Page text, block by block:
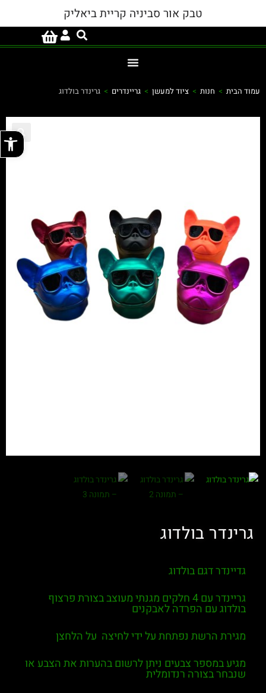
טבק אור סביניה קריית ביאליק
עמוד הבית > חנות > ציוד למעשן > גריינדרים > גרינדר בולדוג
גרינדר בולדוג
גדיינדר דגם בולדוג
גריינדר עם 4 חלקים מגנתי מעוצב בצורת פרצוף
בולדוג עם הפרדה לאבקנים
מגירת הרשת נפתחת על ידי לחיצה על הלחצן
מגיע במספר צבעים ניתן לרשום בהערות את הצבע או
שנבחר בצורה רנדומלית